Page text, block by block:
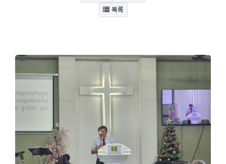
목록